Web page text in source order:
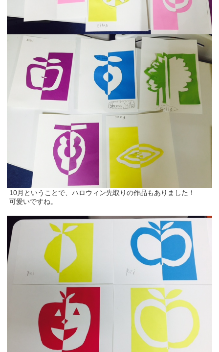
10月ということで、ハロウィン先取りの作品もありました！
可愛いですね。